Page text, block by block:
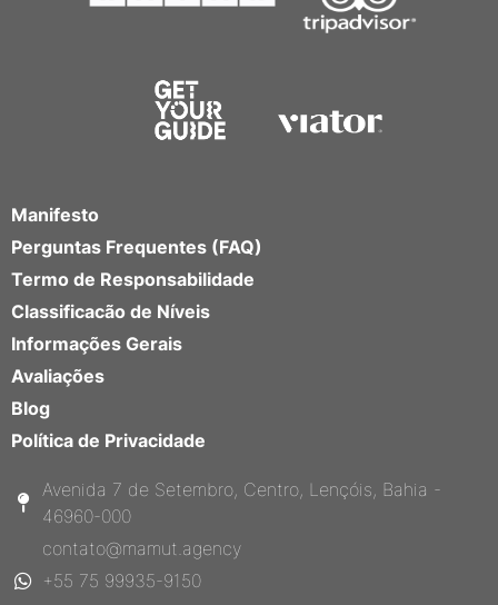
Manifesto
Perguntas Frequentes (FAQ)
Termo de Responsabilidade
Classificacão de Níveis
Informações Gerais
Avaliações
Blog
Política de Privacidade
Avenida 7 de Setembro, Centro, Lençóis, Bahia -
46960-000
contato@mamut.agency
+55 75 99935-9150